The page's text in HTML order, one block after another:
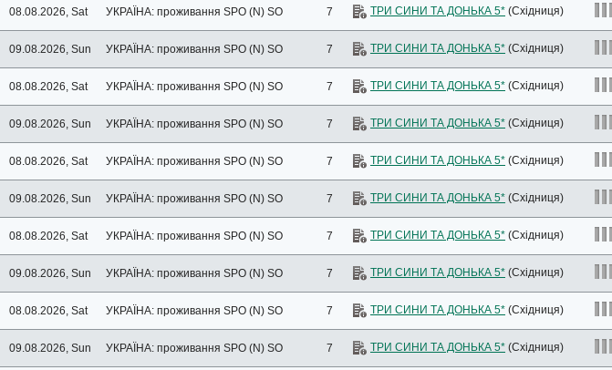
08.08.2026, Sat УКРАЇНА: проживання SPO (N) SO 7 ТРИ СИНИ ТА ДОНЬКА 5* (Східниця)
09.08.2026, Sun УКРАЇНА: проживання SPO (N) SO 7 ТРИ СИНИ ТА ДОНЬКА 5* (Східниця)
08.08.2026, Sat УКРАЇНА: проживання SPO (N) SO 7 ТРИ СИНИ ТА ДОНЬКА 5* (Східниця)
09.08.2026, Sun УКРАЇНА: проживання SPO (N) SO 7 ТРИ СИНИ ТА ДОНЬКА 5* (Східниця)
08.08.2026, Sat УКРАЇНА: проживання SPO (N) SO 7 ТРИ СИНИ ТА ДОНЬКА 5* (Східниця)
09.08.2026, Sun УКРАЇНА: проживання SPO (N) SO 7 ТРИ СИНИ ТА ДОНЬКА 5* (Східниця)
08.08.2026, Sat УКРАЇНА: проживання SPO (N) SO 7 ТРИ СИНИ ТА ДОНЬКА 5* (Східниця)
09.08.2026, Sun УКРАЇНА: проживання SPO (N) SO 7 ТРИ СИНИ ТА ДОНЬКА 5* (Східниця)
08.08.2026, Sat УКРАЇНА: проживання SPO (N) SO 7 ТРИ СИНИ ТА ДОНЬКА 5* (Східниця)
09.08.2026, Sun УКРАЇНА: проживання SPO (N) SO 7 ТРИ СИНИ ТА ДОНЬКА 5* (Східниця)